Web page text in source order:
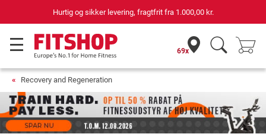
Hurtig og sikker levering, fragtfrit fra 1.000,00 kr.
69x
Recovery and Regeneration